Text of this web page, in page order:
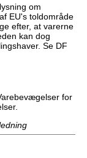
om
EU's toldområde
efter, at varerne
kan dog
Se DF
for